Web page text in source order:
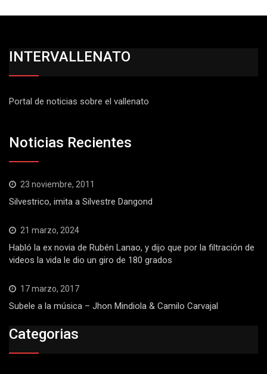
INTERVALLENATO
Portal de noticias sobre el vallenato
Noticias Recientes
23 noviembre, 2011
Silvestrico, imita a Silvestre Dangond
21 marzo, 2024
Habló la ex novia de Rubén Lanao, y dijo que por la filtración de
videos la vida le dio un giro de 180 grados
17 marzo, 2017
Subele a la música – Jhon Mindiola & Camilo Carvajal
Categorias